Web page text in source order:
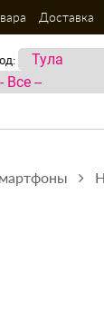
Доставка